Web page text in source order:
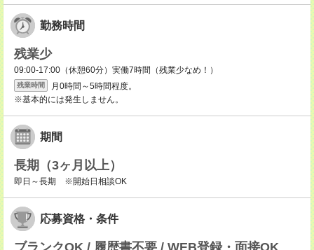
勤務時間
残業少
09:00-17:00（休憩60分）実働7時間（残業少なめ！）
残業時間
月0時間～5時間程度。
※基本的には発生しません。
期間
長期（3ヶ月以上）
即日～長期 ※開始日相談OK
応募資格・条件